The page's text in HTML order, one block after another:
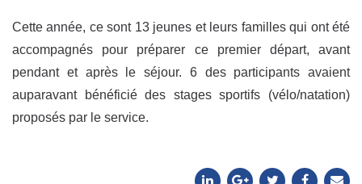
Cette année, ce sont 13 jeunes et leurs familles qui ont été
accompagnés pour préparer ce premier départ, avant
pendant et après le séjour. 6 des participants avaient
auparavant bénéficié des stages sportifs (vélo/natation)
proposés par le service.